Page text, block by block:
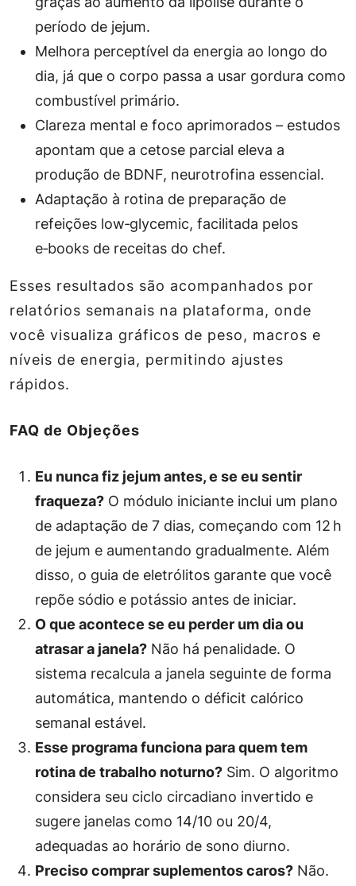
período de jejum.
Melhora perceptível da energia ao longo do
dia, já que o corpo passa a usar gordura como
combustível primário.
Clareza mental e foco aprimorados – estudos
apontam que a cetose parcial eleva a
produção de BDNF, neurotrofina essencial.
Adaptação à rotina de preparação de
refeições low‑glycemic, facilitada pelos
e‑books de receitas do chef.
Esses resultados são acompanhados por
relatórios semanais na plataforma, onde
você visualiza gráficos de peso, macros e
níveis de energia, permitindo ajustes
rápidos.
FAQ de Objeções
Eu nunca fiz jejum antes, e se eu sentir
fraqueza? O módulo iniciante inclui um plano
de adaptação de 7 dias, começando com 12 h
de jejum e aumentando gradualmente. Além
disso, o guia de eletrólitos garante que você
repõe sódio e potássio antes de iniciar.
O que acontece se eu perder um dia ou
atrasar a janela? Não há penalidade. O
sistema recalcula a janela seguinte de forma
automática, mantendo o déficit calórico
semanal estável.
Esse programa funciona para quem tem
rotina de trabalho noturno? Sim. O algoritmo
considera seu ciclo circadiano invertido e
sugere janelas como 14/10 ou 20/4,
adequadas ao horário de sono diurno.
Preciso comprar suplementos caros? Não.